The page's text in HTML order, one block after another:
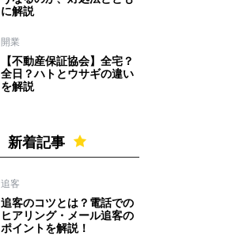
に解説
開業
【不動産保証協会】全宅？
全日？ハトとウサギの違い
を解説
新着記事
追客
追客のコツとは？電話での
ヒアリング・メール追客の
ポイントを解説！